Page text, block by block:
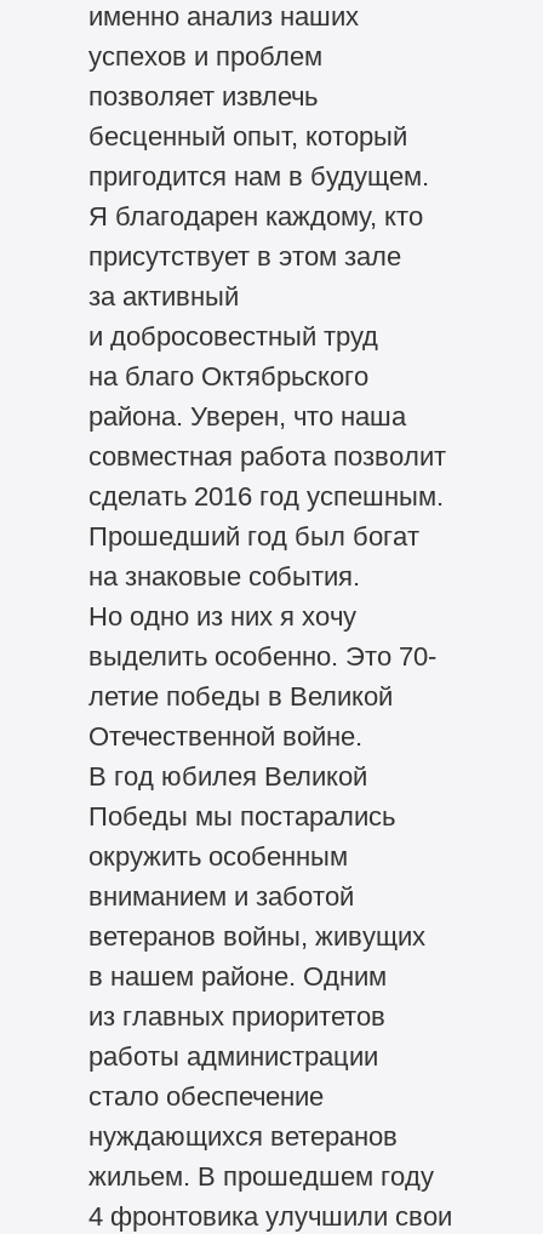
именно анализ наших
успехов и проблем
позволяет извлечь
бесценный опыт, который
пригодится нам в будущем.
Я благодарен каждому, кто
присутствует в этом зале
за активный
и добросовестный труд
на благо Октябрьского
района. Уверен, что наша
совместная работа позволит
сделать 2016 год успешным.
Прошедший год был богат
на знаковые события.
Но одно из них я хочу
выделить особенно. Это 70-
летие победы в Великой
Отечественной войне.
В год юбилея Великой
Победы мы постарались
окружить особенным
вниманием и заботой
ветеранов войны, живущих
в нашем районе. Одним
из главных приоритетов
работы администрации
стало обеспечение
нуждающихся ветеранов
жильем. В прошедшем году
4 фронтовика улучшили свои